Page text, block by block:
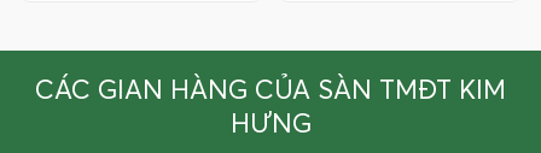
CÁC GIAN HÀNG CỦA SÀN TMĐT KIM
HƯNG